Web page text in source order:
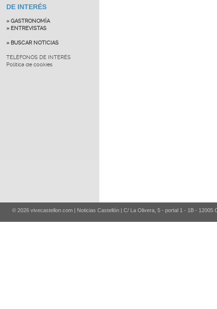
DE INTERÉS
» GASTRONOMÍA
» ENTREVISTAS
» BUSCAR NOTICIAS
TELÉFONOS DE INTERÉS
Política de cookies
© 2026 vivecastellon.com | Noticias Castellón | C/ La Olivera, 5 - portal 1 - 1B - 12005